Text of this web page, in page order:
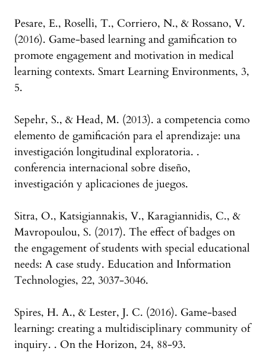
Pesare, E., Roselli, T., Corriero, N., & Rossano, V.
(2016). Game-based learning and gamification to
promote engagement and motivation in medical
learning contexts. Smart Learning Environments, 3,
5.
Sepehr, S., & Head, M. (2013). a competencia como
elemento de gamificación para el aprendizaje: una
investigación longitudinal exploratoria. .
conferencia internacional sobre diseño,
investigación y aplicaciones de juegos.
Sitra, O., Katsigiannakis, V., Karagiannidis, C., &
Mavropoulou, S. (2017). The effect of badges on
the engagement of students with special educational
needs: A case study. Education and Information
Technologies, 22, 3037-3046.
Spires, H. A., & Lester, J. C. (2016). Game-based
learning: creating a multidisciplinary community of
inquiry. . On the Horizon, 24, 88-93.